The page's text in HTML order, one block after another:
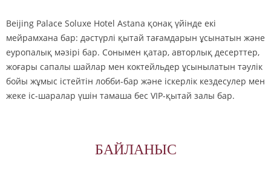
Beijing Palace Soluxe Hotel Astana қонақ үйінде екі
мейрамхана бар: дәстүрлі қытай тағамдарын ұсынатын және
еуропалық мәзірі бар. Сонымен қатар, авторлық десерттер,
жоғары сапалы шайлар мен коктейльдер ұсынылатын тәулік
бойы жұмыс істейтін лобби-бар және іскерлік кездесулер мен
жеке іс-шаралар үшін тамаша бес VIP-қытай залы бар.
БАЙЛАНЫС